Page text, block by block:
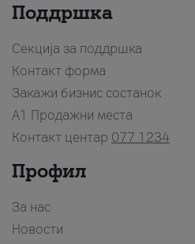
Поддршка
Секција за поддршка
Контакт форма
Закажи бизнис состанок
A1 Продажни места
Контакт центар 077 1234
Профил
За нас
Новости